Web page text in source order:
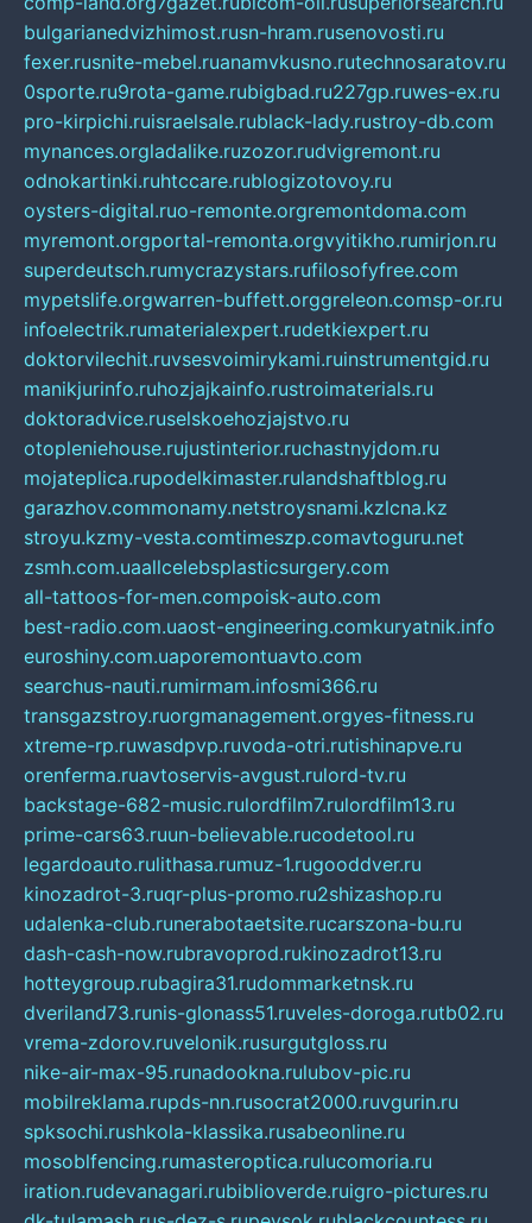
bulgarianedvizhimost.rusn-hram.rusenovosti.ru
fexer.rusnite-mebel.ruanamvkusno.rutechnosaratov.ru
0sporte.ru9rota-game.rubigbad.ru227gp.ruwes-ex.ru
pro-kirpichi.ruisraelsale.rublack-lady.rustroy-db.com
mynances.orgladalike.ruzozor.rudvigremont.ru
odnokartinki.ruhtccare.rublogizotovoy.ru
oysters-digital.ruo-remonte.orgremontdoma.com
myremont.orgportal-remonta.orgvyitikho.rumirjon.ru
superdeutsch.rumycrazystars.rufilosofyfree.com
mypetslife.orgwarren-buffett.orggreleon.comsp-or.ru
infoelectrik.rumaterialexpert.rudetkiexpert.ru
doktorvilechit.ruvsesvoimirykami.ruinstrumentgid.ru
manikjurinfo.ruhozjajkainfo.rustroimaterials.ru
doktoradvice.ruselskoehozjajstvo.ru
otopleniehouse.rujustinterior.ruchastnyjdom.ru
mojateplica.rupodelkimaster.rulandshaftblog.ru
garazhov.commonamy.netstroysnami.kzlcna.kz
stroyu.kzmy-vesta.comtimeszp.comavtoguru.net
zsmh.com.uaallcelebsplasticsurgery.com
all-tattoos-for-men.compoisk-auto.com
best-radio.com.uaost-engineering.comkuryatnik.info
euroshiny.com.uaporemontuavto.com
searchus-nauti.rumirmam.infosmi366.ru
transgazstroy.ruorgmanagement.orgyes-fitness.ru
xtreme-rp.ruwasdpvp.ruvoda-otri.rutishinapve.ru
orenferma.ruavtoservis-avgust.rulord-tv.ru
backstage-682-music.rulordfilm7.rulordfilm13.ru
prime-cars63.ruun-believable.rucodetool.ru
legardoauto.rulithasa.rumuz-1.rugooddver.ru
kinozadrot-3.ruqr-plus-promo.ru2shizashop.ru
udalenka-club.runerabotaetsite.rucarszona-bu.ru
dash-cash-now.rubravoprod.rukinozadrot13.ru
hotteygroup.rubagira31.rudommarketnsk.ru
dveriland73.runis-glonass51.ruveles-doroga.rutb02.ru
vrema-zdorov.ruvelonik.rusurgutgloss.ru
nike-air-max-95.runadookna.rulubov-pic.ru
mobilreklama.rupds-nn.rusocrat2000.ruvgurin.ru
spksochi.rushkola-klassika.rusabeonline.ru
mosoblfencing.rumasteroptica.rulucomoria.ru
iration.rudevanagari.rubiblioverde.ruigro-pictures.ru